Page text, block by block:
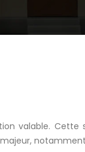
valable. Cette